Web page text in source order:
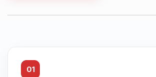
Ücretsiz Deneyin
01